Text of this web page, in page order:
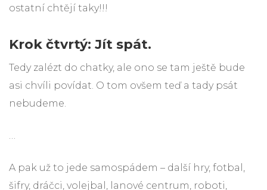
ostatní chtějí taky!!!
Krok čtvrtý: Jít spát.
Tedy zalézt do chatky, ale ono se tam ještě bude
asi chvíli povídat. O tom ovšem teď a tady psát
nebudeme.
…
A pak už to jede samospádem – další hry, fotbal,
šifry, dráčci, volejbal, lanové centrum, roboti,